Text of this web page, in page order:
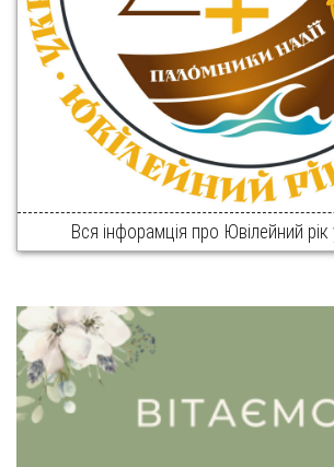
Вся інфорамція про Ювілейний